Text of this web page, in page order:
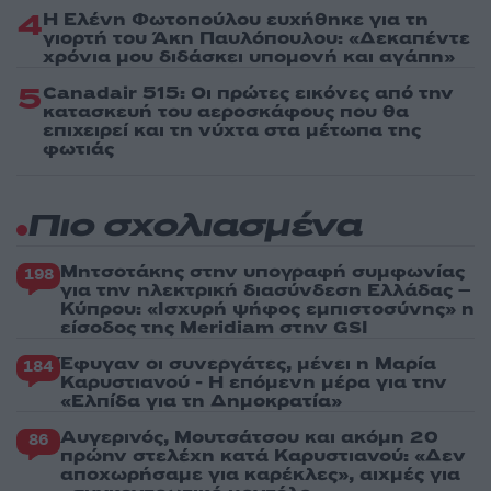
4Η Ελένη Φωτοπούλου ευχήθηκε για τη
γιορτή του Άκη Παυλόπουλου: «Δεκαπέντε
χρόνια μου διδάσκει υπομονή και αγάπη»
5Canadair 515: Οι πρώτες εικόνες από την
κατασκευή του αεροσκάφους που θα
επιχειρεί και τη νύχτα στα μέτωπα της
φωτιάς
Πιο σχολιασμένα
198 Μητσοτάκης στην υπογραφή συμφωνίας
για την ηλεκτρική διασύνδεση Ελλάδας –
Κύπρου: «Ισχυρή ψήφος εμπιστοσύνης» η
είσοδος της Meridiam στην GSI
184 Έφυγαν οι συνεργάτες, μένει η Μαρία
Καρυστιανού - Η επόμενη μέρα για την
«Ελπίδα για τη Δημοκρατία»
86 Αυγερινός, Μουτσάτσου και ακόμη 20
πρώην στελέχη κατά Καρυστιανού: «Δεν
αποχωρήσαμε για καρέκλες», αιχμές για